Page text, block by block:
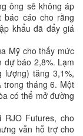
ông sẽ không áp
báo cáo cho rằng
khẩu đã đẩy giá
Mỹ cho thấy mức
dự báo 2,8%. Lạm
tăng 3,1%,
trong tháng 6. Một
có thể mở đường
Futures, cho
vẫn hỗ trợ cho